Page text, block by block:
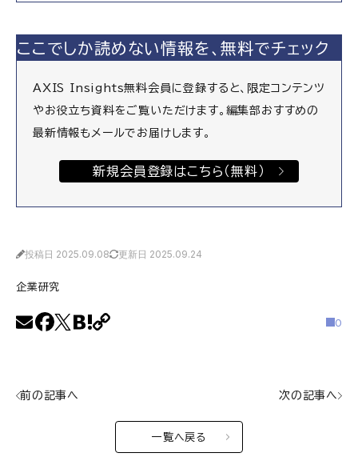
ここでしか読めない情報を、無料でチェック
AXIS Insights無料会員に登録すると、限定コンテンツ
やお役立ち資料をご覧いただけます。編集部おすすめの
最新情報もメールでお届けします。
新規会員登録はこちら（無料）
投稿日 2025.09.08 更新日 2025.09.24
企業研究
0
前の記事へ
一覧へ戻る
次の記事へ